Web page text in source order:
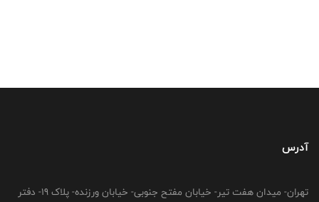
آدرس
تهران- میدان هفت تیر- خیابان مفتح جنوبی- خیابان ورزنده- پلاک 19- دفتر